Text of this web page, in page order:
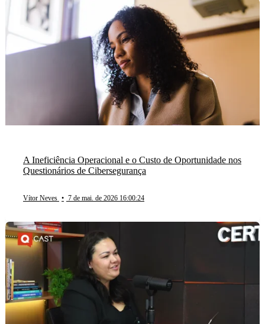
A Ineficiência Operacional e o Custo de Oportunidade nos
Questionários de Cibersegurança
Vítor Neves • 7 de mai. de 2026 16:00:24